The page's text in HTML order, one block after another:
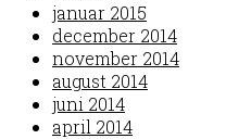
januar 2015
december 2014
november 2014
august 2014
juni 2014
april 2014